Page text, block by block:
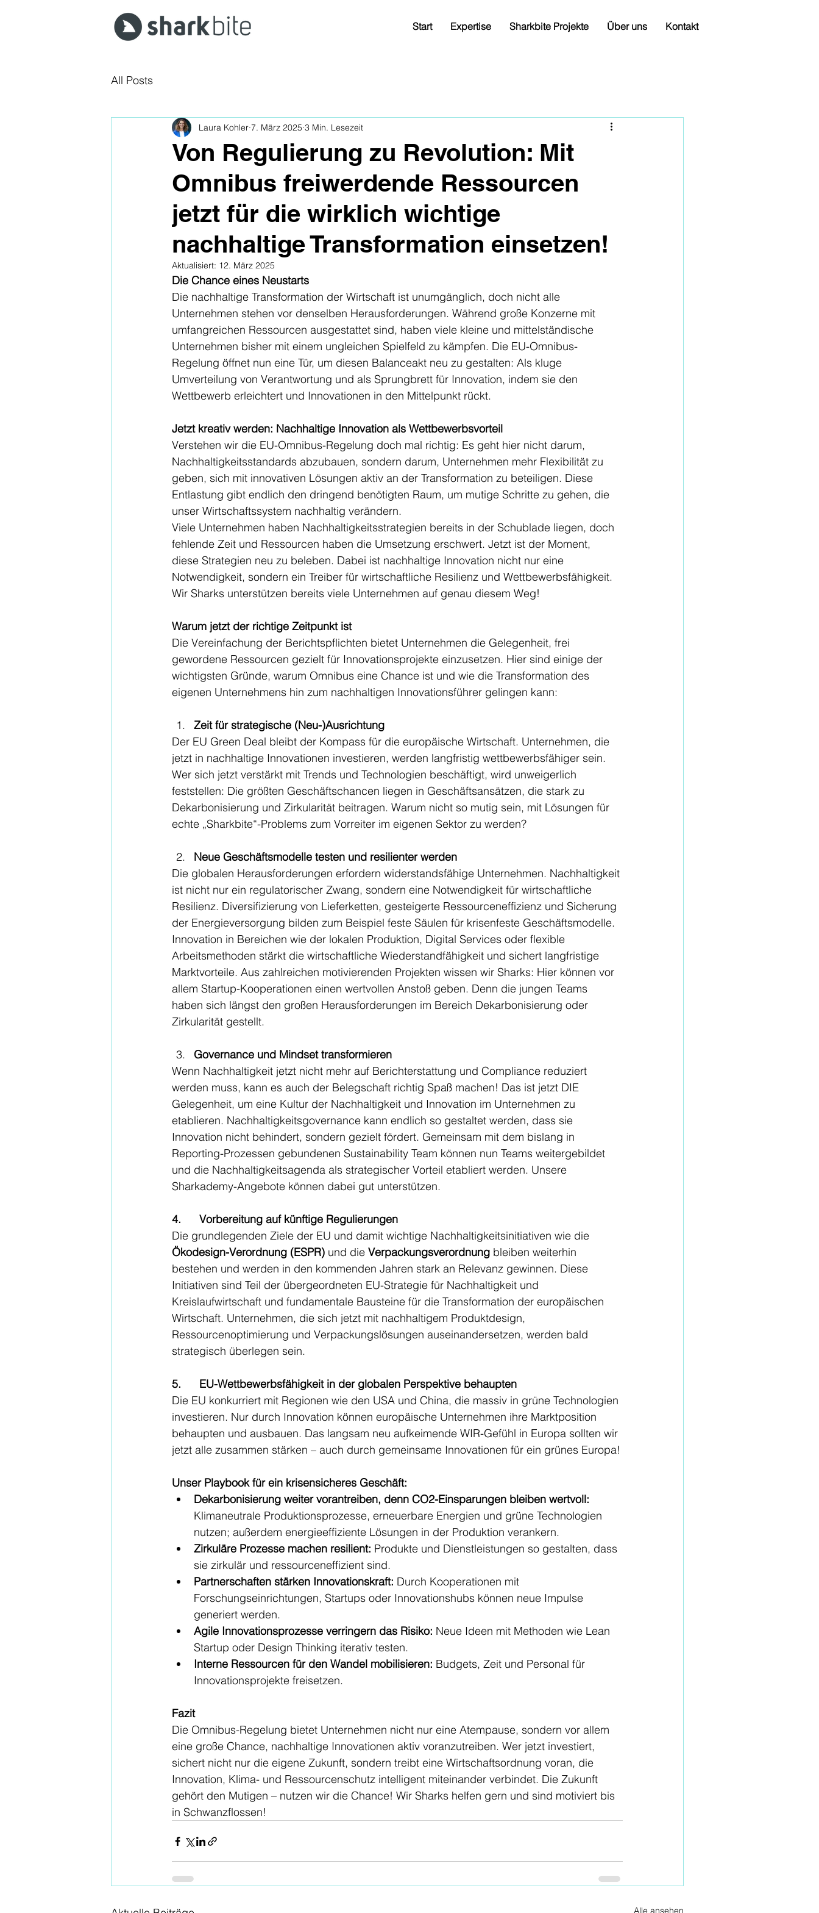
Start Expertise Sharkbite Projekte Über uns Kontakt
All Posts
Von Regulierung zu Revolution: Mit
Omnibus freiwerdende Ressourcen
jetzt für die wirklich wichtige
nachhaltige Transformation einsetzen!
Laura Kohler 7. März 2025 3 Min. Lesezeit
Aktualisiert: 12. März 2025
Die Chance eines Neustarts
Die nachhaltige Transformation der Wirtschaft ist unumgänglich, doch nicht alle
Unternehmen stehen vor denselben Herausforderungen. Während große Konzerne mit
umfangreichen Ressourcen ausgestattet sind, haben viele kleine und mittelständische
Unternehmen bisher mit einem ungleichen Spielfeld zu kämpfen. Die EU-Omnibus-
Regelung öffnet nun eine Tür, um diesen Balanceakt neu zu gestalten: Als kluge
Umverteilung von Verantwortung und als Sprungbrett für Innovation, indem sie den
Wettbewerb erleichtert und Innovationen in den Mittelpunkt rückt.
Jetzt kreativ werden: Nachhaltige Innovation als Wettbewerbsvorteil
Verstehen wir die EU-Omnibus-Regelung doch mal richtig: Es geht hier nicht darum,
Nachhaltigkeitsstandards abzubauen, sondern darum, Unternehmen mehr Flexibilität zu
geben, sich mit innovativen Lösungen aktiv an der Transformation zu beteiligen. Diese
Entlastung gibt endlich den dringend benötigten Raum, um mutige Schritte zu gehen, die
unser Wirtschaftssystem nachhaltig verändern.
Viele Unternehmen haben Nachhaltigkeitsstrategien bereits in der Schublade liegen, doch
fehlende Zeit und Ressourcen haben die Umsetzung erschwert. Jetzt ist der Moment,
diese Strategien neu zu beleben. Dabei ist nachhaltige Innovation nicht nur eine
Notwendigkeit, sondern ein Treiber für wirtschaftliche Resilienz und Wettbewerbsfähigkeit.
Wir Sharks unterstützen bereits viele Unternehmen auf genau diesem Weg!
Warum jetzt der richtige Zeitpunkt ist
Die Vereinfachung der Berichtspflichten bietet Unternehmen die Gelegenheit, frei
gewordene Ressourcen gezielt für Innovationsprojekte einzusetzen. Hier sind einige der
wichtigsten Gründe, warum Omnibus eine Chance ist und wie die Transformation des
eigenen Unternehmens hin zum nachhaltigen Innovationsführer gelingen kann:
Zeit für strategische (Neu-)Ausrichtung
Der EU Green Deal bleibt der Kompass für die europäische Wirtschaft. Unternehmen, die
jetzt in nachhaltige Innovationen investieren, werden langfristig wettbewerbsfähiger sein.
Wer sich jetzt verstärkt mit Trends und Technologien beschäftigt, wird unweigerlich
feststellen: Die größten Geschäftschancen liegen in Geschäftsansätzen, die stark zu
Dekarbonisierung und Zirkularität beitragen. Warum nicht so mutig sein, mit Lösungen für
echte „Sharkbite“-Problems zum Vorreiter im eigenen Sektor zu werden?
Neue Geschäftsmodelle testen und resilienter werden
Die globalen Herausforderungen erfordern widerstandsfähige Unternehmen. Nachhaltigkeit
ist nicht nur ein regulatorischer Zwang, sondern eine Notwendigkeit für wirtschaftliche
Resilienz. Diversifizierung von Lieferketten, gesteigerte Ressourceneffizienz und Sicherung
der Energieversorgung bilden zum Beispiel feste Säulen für krisenfeste Geschäftsmodelle.
Innovation in Bereichen wie der lokalen Produktion, Digital Services oder flexible
Arbeitsmethoden stärkt die wirtschaftliche Wiederstandfähigkeit und sichert langfristige
Marktvorteile. Aus zahlreichen motivierenden Projekten wissen wir Sharks: Hier können vor
allem Startup-Kooperationen einen wertvollen Anstoß geben. Denn die jungen Teams
haben sich längst den großen Herausforderungen im Bereich Dekarbonisierung oder
Zirkularität gestellt.
Governance und Mindset transformieren
Wenn Nachhaltigkeit jetzt nicht mehr auf Berichterstattung und Compliance reduziert
werden muss, kann es auch der Belegschaft richtig Spaß machen! Das ist jetzt DIE
Gelegenheit, um eine Kultur der Nachhaltigkeit und Innovation im Unternehmen zu
etablieren. Nachhaltigkeitsgovernance kann endlich so gestaltet werden, dass sie
Innovation nicht behindert, sondern gezielt fördert. Gemeinsam mit dem bislang in
Reporting-Prozessen gebundenen Sustainability Team können nun Teams weitergebildet
und die Nachhaltigkeitsagenda als strategischer Vorteil etabliert werden. Unsere
Sharkademy-Angebote können dabei gut unterstützen.
4.      Vorbereitung auf künftige Regulierungen
Die grundlegenden Ziele der EU und damit wichtige Nachhaltigkeitsinitiativen wie die
Ökodesign-Verordnung (ESPR) und die Verpackungsverordnung bleiben weiterhin
bestehen und werden in den kommenden Jahren stark an Relevanz gewinnen. Diese
Initiativen sind Teil der übergeordneten EU-Strategie für Nachhaltigkeit und
Kreislaufwirtschaft und fundamentale Bausteine für die Transformation der europäischen
Wirtschaft. Unternehmen, die sich jetzt mit nachhaltigem Produktdesign,
Ressourcenoptimierung und Verpackungslösungen auseinandersetzen, werden bald
strategisch überlegen sein.
5.      EU-Wettbewerbsfähigkeit in der globalen Perspektive behaupten
Die EU konkurriert mit Regionen wie den USA und China, die massiv in grüne Technologien
investieren. Nur durch Innovation können europäische Unternehmen ihre Marktposition
behaupten und ausbauen. Das langsam neu aufkeimende WIR-Gefühl in Europa sollten wir
jetzt alle zusammen stärken – auch durch gemeinsame Innovationen für ein grünes Europa!
Unser Playbook für ein krisensicheres Geschäft:
Dekarbonisierung weiter vorantreiben, denn CO2-Einsparungen bleiben wertvoll:
Klimaneutrale Produktionsprozesse, erneuerbare Energien und grüne Technologien
nutzen; außerdem energieeffiziente Lösungen in der Produktion verankern.
Zirkuläre Prozesse machen resilient: Produkte und Dienstleistungen so gestalten, dass
sie zirkulär und ressourceneffizient sind.
Partnerschaften stärken Innovationskraft: Durch Kooperationen mit
Forschungseinrichtungen, Startups oder Innovationshubs können neue Impulse
generiert werden.
Agile Innovationsprozesse verringern das Risiko: Neue Ideen mit Methoden wie Lean
Startup oder Design Thinking iterativ testen.
Interne Ressourcen für den Wandel mobilisieren: Budgets, Zeit und Personal für
Innovationsprojekte freisetzen.
Fazit
Die Omnibus-Regelung bietet Unternehmen nicht nur eine Atempause, sondern vor allem
eine große Chance, nachhaltige Innovationen aktiv voranzutreiben. Wer jetzt investiert,
sichert nicht nur die eigene Zukunft, sondern treibt eine Wirtschaftsordnung voran, die
Innovation, Klima- und Ressourcenschutz intelligent miteinander verbindet. Die Zukunft
gehört den Mutigen – nutzen wir die Chance! Wir Sharks helfen gern und sind motiviert bis
in Schwanzflossen!
Alle ansehen